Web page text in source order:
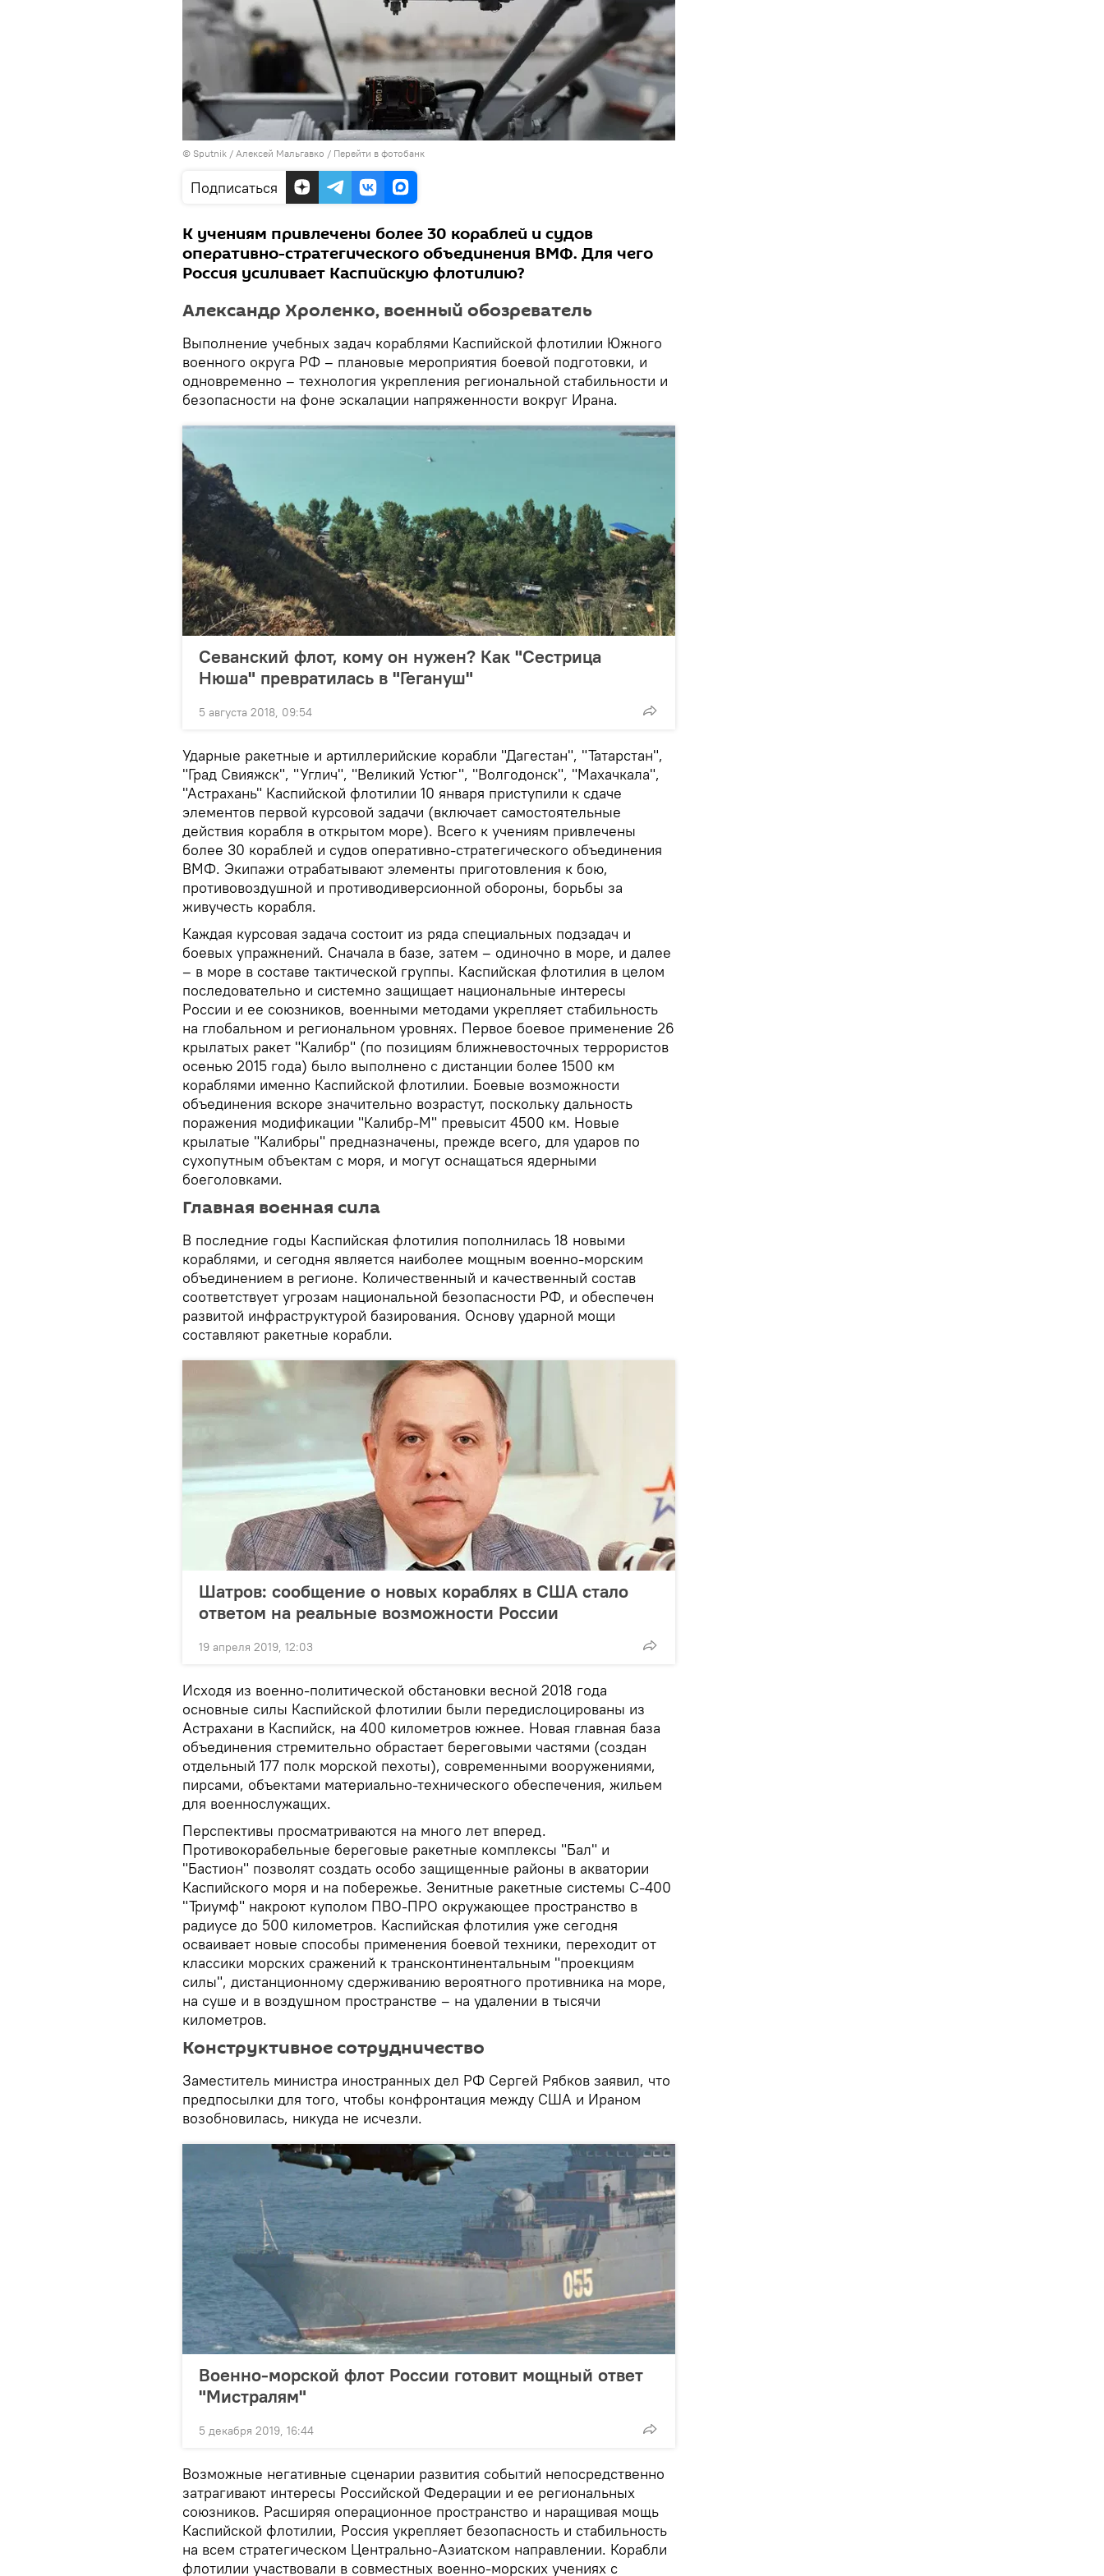
© Sputnik / Алексей Мальгавко / Перейти в фотобанк
Подписаться
К учениям привлечены более 30 кораблей и судов
оперативно-стратегического объединения ВМФ. Для чего
Россия усиливает Каспийскую флотилию?
Александр Хроленко, военный обозреватель
Выполнение учебных задач кораблями Каспийской флотилии Южного
военного округа РФ – плановые мероприятия боевой подготовки, и
одновременно – технология укрепления региональной стабильности и
безопасности на фоне эскалации напряженности вокруг Ирана.
Севанский флот, кому он нужен? Как "Сестрица
Нюша" превратилась в "Гегануш"
5 августа 2018, 09:54
Ударные ракетные и артиллерийские корабли "Дагестан", "Татарстан",
"Град Свияжск", "Углич", "Великий Устюг", "Волгодонск", "Махачкала",
"Астрахань" Каспийской флотилии 10 января приступили к сдаче
элементов первой курсовой задачи (включает самостоятельные
действия корабля в открытом море). Всего к учениям привлечены
более 30 кораблей и судов оперативно-стратегического объединения
ВМФ. Экипажи отрабатывают элементы приготовления к бою,
противовоздушной и противодиверсионной обороны, борьбы за
живучесть корабля.
Каждая курсовая задача состоит из ряда специальных подзадач и
боевых упражнений. Сначала в базе, затем – одиночно в море, и далее
– в море в составе тактической группы. Каспийская флотилия в целом
последовательно и системно защищает национальные интересы
России и ее союзников, военными методами укрепляет стабильность
на глобальном и региональном уровнях. Первое боевое применение 26
крылатых ракет "Калибр" (по позициям ближневосточных террористов
осенью 2015 года) было выполнено с дистанции более 1500 км
кораблями именно Каспийской флотилии. Боевые возможности
объединения вскоре значительно возрастут, поскольку дальность
поражения модификации "Калибр-М" превысит 4500 км. Новые
крылатые "Калибры" предназначены, прежде всего, для ударов по
сухопутным объектам с моря, и могут оснащаться ядерными
боеголовками.
Главная военная сила
В последние годы Каспийская флотилия пополнилась 18 новыми
кораблями, и сегодня является наиболее мощным военно-морским
объединением в регионе. Количественный и качественный состав
соответствует угрозам национальной безопасности РФ, и обеспечен
развитой инфраструктурой базирования. Основу ударной мощи
составляют ракетные корабли.
Шатров: сообщение о новых кораблях в США стало
ответом на реальные возможности России
19 апреля 2019, 12:03
Исходя из военно-политической обстановки весной 2018 года
основные силы Каспийской флотилии были передислоцированы из
Астрахани в Каспийск, на 400 километров южнее. Новая главная база
объединения стремительно обрастает береговыми частями (создан
отдельный 177 полк морской пехоты), современными вооружениями,
пирсами, объектами материально-технического обеспечения, жильем
для военнослужащих.
Перспективы просматриваются на много лет вперед.
Противокорабельные береговые ракетные комплексы "Бал" и
"Бастион" позволят создать особо защищенные районы в акватории
Каспийского моря и на побережье. Зенитные ракетные системы С-400
"Триумф" накроют куполом ПВО-ПРО окружающее пространство в
радиусе до 500 километров. Каспийская флотилия уже сегодня
осваивает новые способы применения боевой техники, переходит от
классики морских сражений к трансконтинентальным "проекциям
силы", дистанционному сдерживанию вероятного противника на море,
на суше и в воздушном пространстве – на удалении в тысячи
километров.
Конструктивное сотрудничество
Заместитель министра иностранных дел РФ Сергей Рябков заявил, что
предпосылки для того, чтобы конфронтация между США и Ираном
возобновилась, никуда не исчезли.
Военно-морской флот России готовит мощный ответ
"Мистралям"
5 декабря 2019, 16:44
Возможные негативные сценарии развития событий непосредственно
затрагивают интересы Российской Федерации и ее региональных
союзников. Расширяя операционное пространство и наращивая мощь
Каспийской флотилии, Россия укрепляет безопасность и стабильность
на всем стратегическом Центрально-Азиатском направлении. Корабли
флотилии участвовали в совместных военно-морских учениях с